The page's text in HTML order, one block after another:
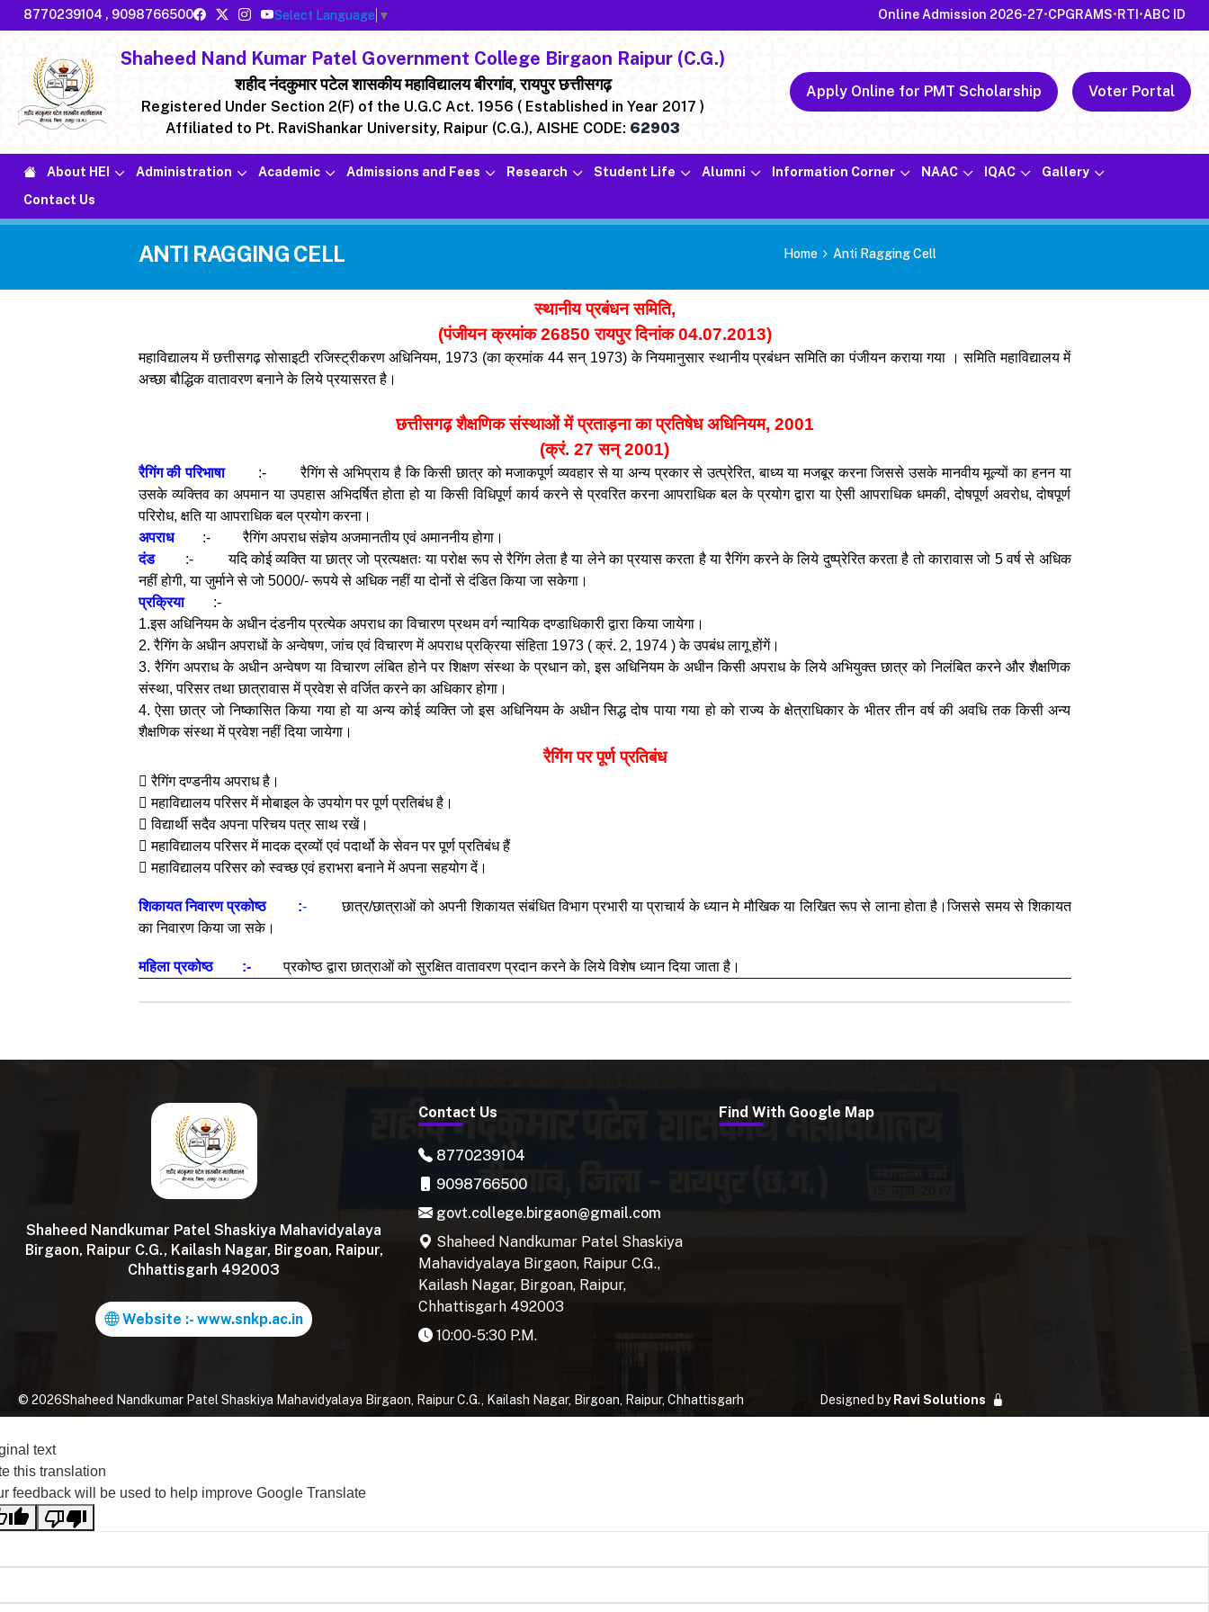
8770239104 , 9098766500 Select Language ▼ Online Admission 2026-27•CPGRAMS•RTI •ABC ID
Shaheed Nand Kumar Patel Government College Birgaon Raipur (C.G.)
शहीद नंदकुमार पटेल शासकीय महाविद्यालय बीरगांव, रायपुर छत्तीसगढ़
Registered Under Section 2(F) of the U.G.C Act. 1956 ( Established in Year 2017 )
Affiliated to Pt. RaviShankar University, Raipur (C.G.), AISHE CODE: 62903
Apply Online for PMT Scholarship Voter Portal
About HEI Administration Academic Admissions and Fees Research Student Life Alumni Information Corner NAAC IQAC
Gallery
Contact Us
ANTI RAGGING CELL Home Anti Ragging Cell
स्थानीय प्रबंधन समिति,
(पंजीयन क्रमांक 26850 रायपुर दिनांक 04.07.2013)
महाविद्यालय में छत्तीसगढ़ सोसाइटी रजिस्ट्रीकरण अधिनियम, 1973 (का क्रमांक 44 सन् 1973) के नियमानुसार स्थानीय प्रबंधन समिति का पंजीयन कराया गया । समिति महाविद्यालय में
अच्छा बौद्धिक वातावरण बनाने के लिये प्रयासरत है।
छत्तीसगढ़शैक्षणिक संस्थाओं में प्रताड़ना का प्रतिषेध अधिनियम, 2001
(क्रं. 27 सन् 2001)
रैगिंग की परिभाषा
:- रैगिंग से अभिप्राय है कि किसी छात्र को मजाकपूर्ण व्यवहार से या अन्य प्रकार से उत्प्रेरित, बाध्य या मजबूर करना जिससे उसके मानवीय मूल्यों का हनन या
उसके व्यक्तिव का अपमान या उपहास अभिदर्षित होता हो या किसी विधिपूर्ण कार्य करने से प्रवरित करना आपराधिक बल के प्रयोग द्वारा या ऐसी आपराधिक धमकी, दोषपूर्ण अवरोध, दोषपूर्ण
परिरोध, क्षति या आपराधिक बल प्रयोग करना।
अपराध:-रैगिंग अपराध संज्ञेय अजमानतीय एवं अमाननीय होगा।
दंड :- यदि कोई व्यक्ति या छात्र जो प्रत्यक्षतः या परोक्ष रूप से रैगिंग लेता है या लेने का प्रयास करता है या रैगिंग करने के लिये दुष्प्रेरित करता है तो कारावास जो 5 वर्ष से अधिक
नहीं होगी, या जुर्माने से जो 5000/- रूपये से अधिक नहीं या दोनों से दंडित किया जा सकेगा।
प्रक्रिया :-
1.इस अधिनियम के अधीन दंडनीय प्रत्येक अपराध का विचारण प्रथम वर्ग न्यायिक दण्डाधिकारी द्वारा किया जायेगा।
2. रैगिंग के अधीन अपराधों के अन्वेषण, जांच एवं विचारण में अपराध प्रक्रिया संहिता 1973 ( क्रं. 2, 1974 ) के उपबंध लागू होंगें।
3. रैगिंग अपराध के अधीन अन्वेषण या विचारण लंबित होने पर शिक्षण संस्था के प्रधान को, इस अधिनियम के अधीन किसी अपराध के लिये अभियुक्त छात्र को निलंबित करने और शैक्षणिक
संस्था, परिसर तथा छात्रावास में प्रवेश से वर्जित करने का अधिकार होगा।
4. ऐसा छात्र जो निष्कासित किया गया हो या अन्य कोई व्यक्ति जो इस अधिनियम के अधीन सिद्ध दोष पाया गया हो को राज्य के क्षेत्राधिकार के भीतर तीन वर्ष की अवधि तक किसी अन्य
शैक्षणिक संस्था में प्रवेश नहीं दिया जायेगा।
रैगिंग पर पूर्ण प्रतिबंध
 रैगिंग दण्डनीय अपराध है।
 महाविद्यालय परिसर में मोबाइल के उपयोग पर पूर्ण प्रतिबंध है।
 विद्यार्थी सदैव अपना परिचय पत्र साथ रखें।
 महाविद्यालय परिसर में मादक द्रव्यों एवं पदार्थो के सेवन पर पूर्ण प्रतिबंध हैं
 महाविद्यालय परिसर को स्वच्छ एवं हराभरा बनाने में अपना सहयोग दें।
शिकायत निवारण प्रकोष्ठ :-छात्र/छात्राओं को अपनी शिकायत संबंधित विभाग प्रभारी या प्राचार्य के ध्यान मे मौखिक या लिखित रूप से लाना होता है।जिससे समय से शिकायत
का निवारण किया जा सके।
महिला प्रकोष्ठ :- प्रकोष्ठ द्वारा छात्राओं को सुरक्षित वातावरण प्रदान करने के लिये विशेष ध्यान दिया जाता है।
Shaheed Nandkumar Patel Shaskiya Mahavidyalaya
Birgaon, Raipur C.G., Kailash Nagar, Birgoan, Raipur,
Chhattisgarh 492003
Website :- www.snkp.ac.in
Contact Us
8770239104
9098766500
govt.college.birgaon@gmail.com
Shaheed Nandkumar Patel Shaskiya
Mahavidyalaya Birgaon, Raipur C.G.,
Kailash Nagar, Birgoan, Raipur,
Chhattisgarh 492003
10:00-5:30 P.M.
Find With Google Map
© 2026Shaheed Nandkumar Patel Shaskiya Mahavidyalaya Birgaon, Raipur C.G., Kailash Nagar, Birgoan, Raipur, Chhattisgarh Designed by Ravi Solutions
text
this translation
feedback will be used to help improve Google Translate